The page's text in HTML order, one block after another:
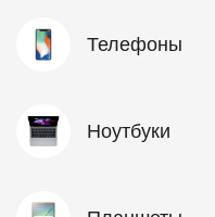
Телефоны
Ноутбуки